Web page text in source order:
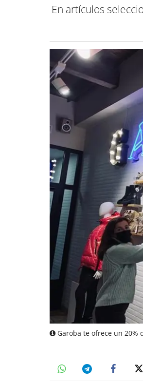
En artículos
Garoba te ofrece un 20%